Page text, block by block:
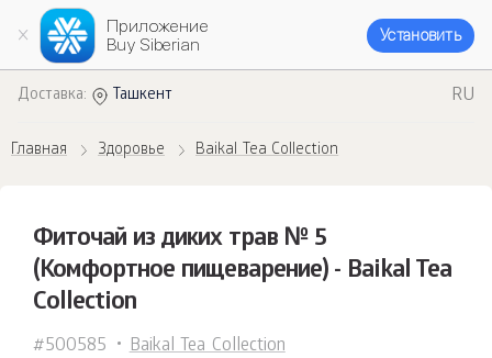
Приложение
Buy Siberian
Установить
Доставка: Ташкент RU
Главная Здоровье Baikal Tea Collection
Фиточай из диких трав № 5
(Комфортное пищеварение) - Baikal Tea
Collection
#500585 Baikal Tea Collection